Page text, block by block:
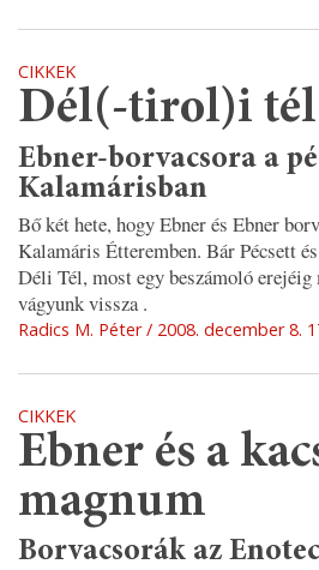
CIKKEK
Dél(-tirol)i tél
Ebner-borvacsora a
Kalamárisban
Bő két hete, hogy Ebner és Ebner
Kalamáris Étteremben. Bár Pécsett
Déli Tél, most egy beszámoló
vágyunk vissza .
Radics M. Péter 2008. december 8.
CIKKEK
Ebner és a
magnum
Borvacsorák az